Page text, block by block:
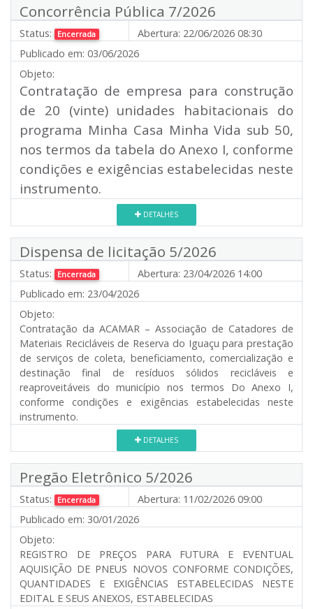
Concorrência Pública 7/2026
Status: Encerrada Abertura: 22/06/2026 08:30
Publicado em: 03/06/2026
Objeto:
Contratação de empresa para construção
de 20 (vinte) unidades habitacionais do
programa Minha Casa Minha Vida sub 50,
nos termos da tabela do Anexo I, conforme
condições e exigências estabelecidas neste
instrumento.
DETALHES
Dispensa de licitação 5/2026
Status: Encerrada Abertura: 23/04/2026 14:00
Publicado em: 23/04/2026
Objeto:
Contratação da ACAMAR – Associação de Catadores de
Materiais Recicláveis de Reserva do Iguaçu para prestação
de serviços de coleta, beneficiamento, comercialização e
destinação final de resíduos sólidos recicláveis e
reaproveitáveis do município nos termos Do Anexo I,
conforme condições e exigências estabelecidas neste
instrumento.
DETALHES
Pregão Eletrônico 5/2026
Status: Encerrada Abertura: 11/02/2026 09:00
Publicado em: 30/01/2026
Objeto:
REGISTRO DE PREÇOS PARA FUTURA E EVENTUAL
AQUISIÇÃO DE PNEUS NOVOS CONFORME CONDIÇÕES,
QUANTIDADES E EXIGÊNCIAS ESTABELECIDAS NESTE
EDITAL E SEUS ANEXOS, ESTABELECIDAS